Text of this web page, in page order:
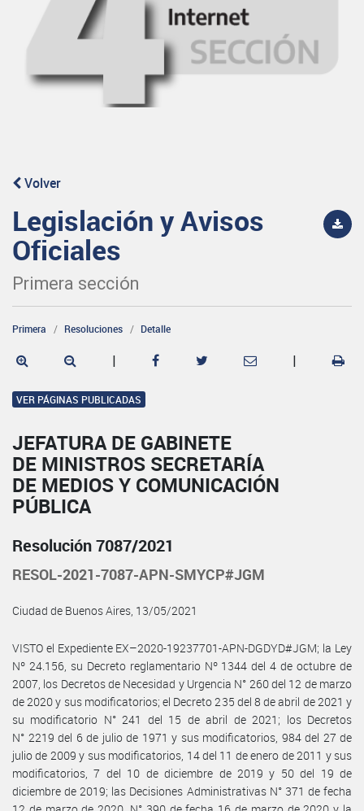
Volver
Legislación y Avisos
Oficiales
Primera sección
Primera Resoluciones Detalle
| |
VER PÁGINAS PUBLICADAS
JEFATURA DE GABINETE
DE MINISTROS SECRETARÍA
DE MEDIOS Y COMUNICACIÓN
PÚBLICA
Resolución 7087/2021
RESOL-2021-7087-APN-SMYCP#JGM
Ciudad de Buenos Aires, 13/05/2021
VISTO el Expediente EX–2020-19237701-APN-DGDYD#JGM; la Ley
Nº 24.156, su Decreto reglamentario Nº 1344 del 4 de octubre de
2007, los Decretos de Necesidad y Urgencia N° 260 del 12 de marzo
de 2020 y sus modificatorios; el Decreto 235 del 8 de abril de 2021 y
su modificatorio N° 241 del 15 de abril de 2021; los Decretos
N° 2219 del 6 de julio de 1971 y sus modificatorios, 984 del 27 de
julio de 2009 y sus modificatorios, 14 del 11 de enero de 2011 y sus
modificatorios, 7 del 10 de diciembre de 2019 y 50 del 19 de
diciembre de 2019; las Decisiones Administrativas N° 371 de fecha